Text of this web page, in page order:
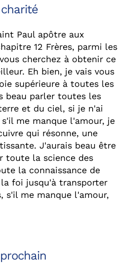
Paul apôtre aux
12 Frères, parmi les
cherchez à obtenir ce
Eh bien, je vais vous
supérieure à toutes les
beau parler toutes les
et du ciel, si je n'ai
me manque l'amour, je
qui résonne, une
J'aurais beau être
toute la science des
la connaissance de
foi jusqu'à transporter
s'il me manque l'amour,